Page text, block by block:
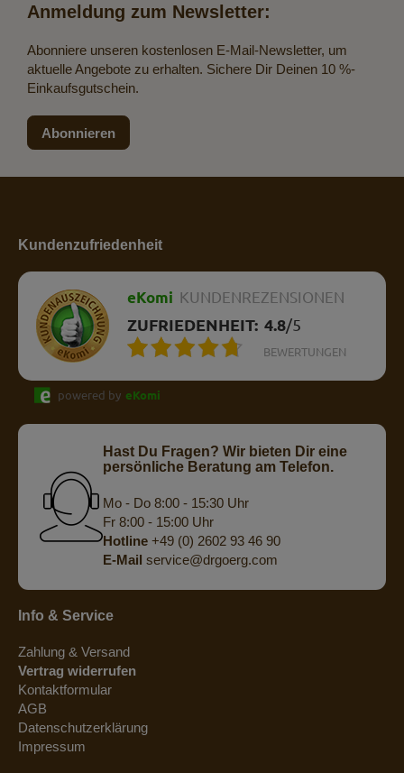
Anmeldung zum Newsletter:
Abonniere unseren kostenlosen E-Mail-Newsletter, um
aktuelle Angebote zu erhalten. Sichere Dir Deinen 10 %-
Einkaufsgutschein.
Abonnieren
Kundenzufriedenheit
eKomi KUNDENREZENSIONEN
ZUFRIEDENHEIT: 4.8/5
BEWERTUNGEN
powered by eKomi
Hast Du Fragen? Wir bieten Dir eine
persönliche Beratung am Telefon.
Mo - Do 8:00 - 15:30 Uhr
Fr 8:00 - 15:00 Uhr
Hotline+49 (0) 2602 93 46 90
E-Mail service@drgoerg.com
Info & Service
Zahlung & Versand
Vertrag widerrufen
Kontaktformular
AGB
Datenschutzerklärung
Impressum